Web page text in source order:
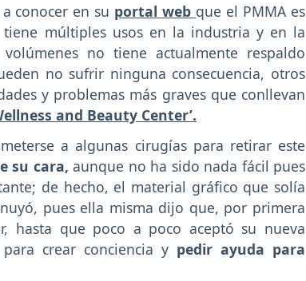
conocer en su portal web que el PMMA es
múltiples usos en la industria y en la
no tiene actualmente respaldo
no sufrir ninguna consecuencia, otros
y problemas más graves que conllevan
and Beauty Center’.
a algunas cirugías para retirar este
su cara, aunque no ha sido nada fácil pues
de hecho, el material gráfico que solía
pues ella misma dijo que, por primera
hasta que poco a poco aceptó su nueva
crear conciencia y pedir ayuda para